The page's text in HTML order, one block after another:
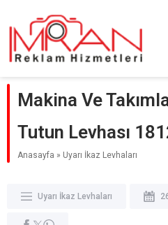
Makina Ve
Tutun Levhası
Anasayfa » Uyarı İkaz Levhaları
Uyarı İkaz Levhaları